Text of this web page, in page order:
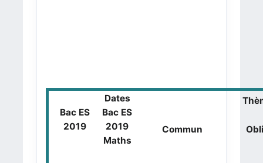
Bac ES
2019
Dates
Bac ES
2019
Maths
Commun